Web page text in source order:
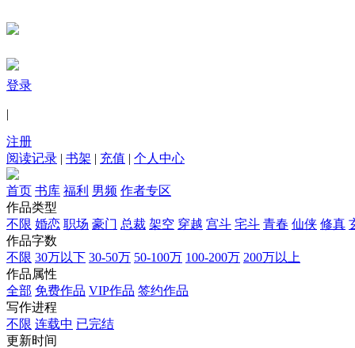
登录
|
注册
阅读记录 | 书架 | 充值 | 个人中心
首页 书库 福利 男频 作者专区
作品类型
不限 婚恋 职场 豪门 总裁 架空 穿越 宫斗 宅斗 青春 仙侠 修真
作品字数
不限 30万以下 30-50万 50-100万 100-200万 200万以上
作品属性
全部 免费作品 VIP作品 签约作品
写作进程
不限 连载中 已完结
更新时间